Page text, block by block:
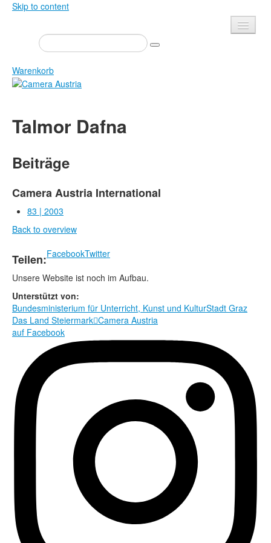
Skip to content
Presse
Veranstaltungen
Newsletter
Über uns
Shop
Datenschutz
Mediadaten
Warenkorb
Zeitschrift
Bücher
Edition
Bibliothek
Camera Austria Preis
Fotoarchiv Pierre Bourdieu
Rechtliche Informationen
Talmor Dafna
Beiträge
Camera Austria International
83 | 2003
Back to overview
Teilen:FacebookTwitter
Unsere Website ist noch im Aufbau.
Unterstützt von:
Bundesministerium für Unterricht, Kunst und KulturStadt Graz
Das Land SteiermarkCamera Austria
auf Facebook